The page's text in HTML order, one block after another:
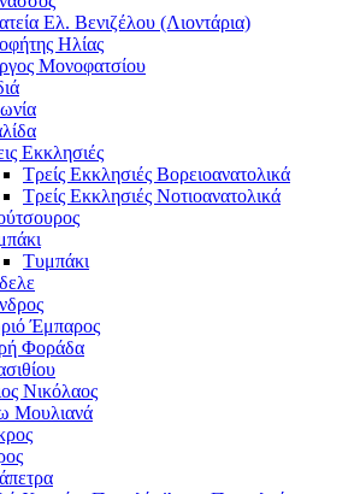
Ελ. Βενιζέλου (Λιοντάρια)
Ηλίας
Μονοφατσίου
Εκκλησιές
Τρείς Εκκλησιές Βορειοανατολικά
Τρείς Εκκλησιές Νοτιοανατολικά
Τυμπάκι
Έμπαρος
Φοράδα
Νικόλαος
Μουλιανά